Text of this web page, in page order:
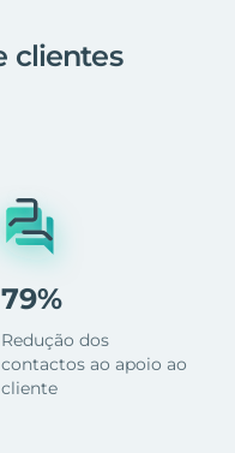
clientes
79%
Redução dos
contactos ao apoio ao
cliente